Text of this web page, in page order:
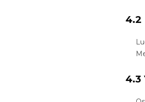
4.2
4.3